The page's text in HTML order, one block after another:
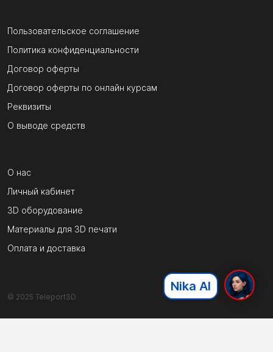
Пользовательское соглашение
Политика конфиденциальности
Договор оферты
Договор оферты по онлайн курсам
Реквизиты
О выводе средств
О нас
Личный кабинет
3D оборудование
Материалы для 3D печати
Оплата и доставка
© 2025 Teleport3D
Nika AI